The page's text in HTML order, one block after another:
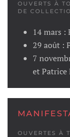
OUVERTS À
DE
14 mars :
29 août :
7
et Patrice
OUVERTES À